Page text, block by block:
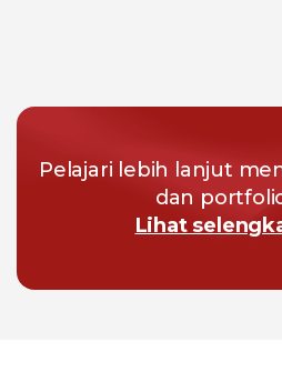
Pelajari lebih lanjut
dan
Lihat